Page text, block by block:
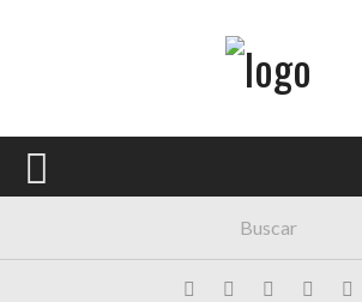
PORTADA
FESTIVALES